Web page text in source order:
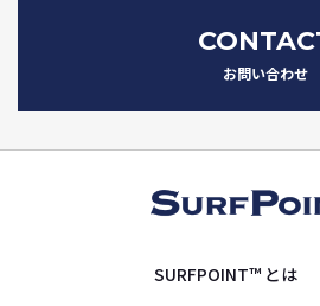
お問い合わせ
SURFPOINT™ とは